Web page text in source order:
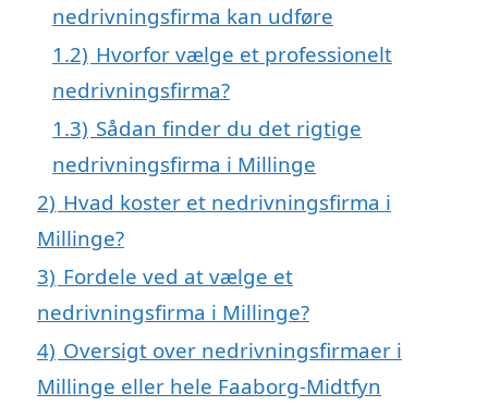
nedrivningsfirma kan udføre
1.2) Hvorfor vælge et professionelt
nedrivningsfirma?
1.3) Sådan finder du det rigtige
nedrivningsfirma i Millinge
2) Hvad koster et nedrivningsfirma i
Millinge?
3) Fordele ved at vælge et
nedrivningsfirma i Millinge?
4) Oversigt over nedrivningsfirmaer i
Millinge eller hele Faaborg-Midtfyn